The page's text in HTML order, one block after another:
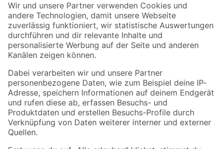
Der toom Newsletter: Keine Angebote und Aktionen mehr verpassen!
Zur Newsletter Anmeldung
Folge uns
Zahlungsarten Versandarten
Sicher einkaufen